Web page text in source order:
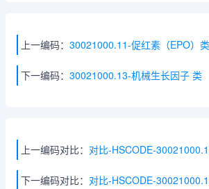
上一编码： 30021000.11-促红素（EPO）类
下一编码： 30021000.13-机械生长因子 类
上一编码对比： 对比-HSCODE-
下一编码对比： 对比-HSCODE-